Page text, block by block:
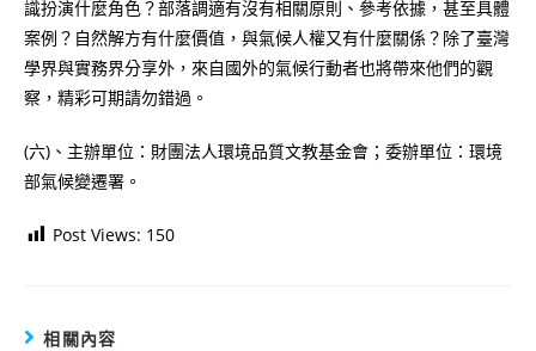
識扮演什麼角色？部落調適有沒有相關原則、參考依據，甚至具體
案例？自然解方有什麼價值，與氣候人權又有什麼關係？除了臺灣
學界與實務界分享外，來自國外的氣候行動者也將帶來他們的觀
察，精彩可期請勿錯過。
(六)、主辦單位：財團法人環境品質文教基金會；委辦單位：環境
部氣候變遷署。
Post Views: 150
相關內容